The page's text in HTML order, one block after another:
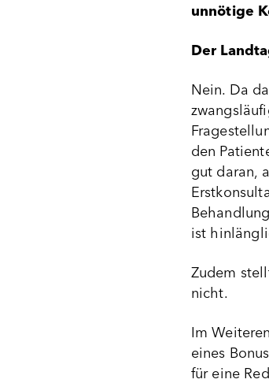
unnötige
Der
Nein. Da
den
gut daran,
ist
Zudem
nicht.
Im
eines
für eine